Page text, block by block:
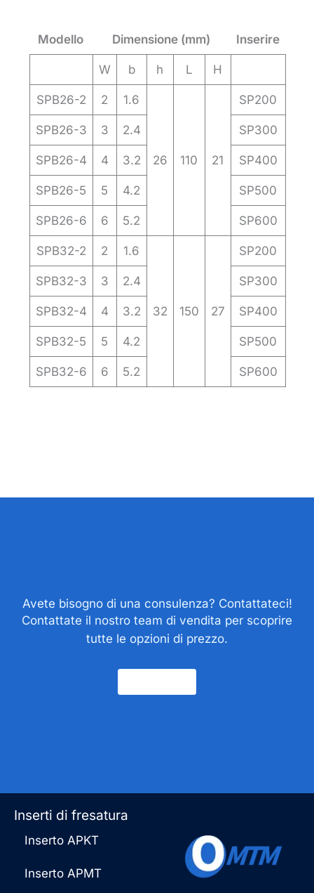
Modello Dimensione (mm) Inserire
W b h L H
SPB26-2 2 1.6
26 110 21
SP200
SPB26-3 3 2.4 SP300
SPB26-4 4 3.2 SP400
SPB26-5 5 4.2 SP500
SPB26-6 6 5.2 SP600
SPB32-2 2 1.6
32 150 27
SP200
SPB32-3 3 2.4 SP300
SPB32-4 4 3.2 SP400
SPB32-5 5 4.2 SP500
SPB32-6 6 5.2 SP600
Avete bisogno di una consulenza? Contattateci!
Contattate il nostro team di vendita per scoprire
tutte le opzioni di prezzo.
Inserti di fresatura
Inserto APKT
Inserto APMT